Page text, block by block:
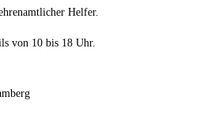
Helfer.
von 10 bis 18 Uhr.